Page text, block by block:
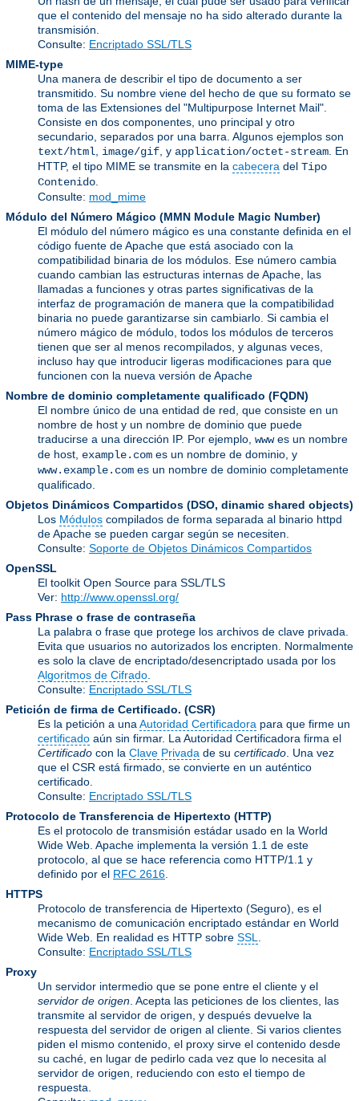
que el contenido del mensaje no ha sido alterado durante la
transmisión.
Consulte: Encriptado SSL/TLS
MIME-type
Una manera de describir el tipo de documento a ser
transmitido. Su nombre viene del hecho de que su formato se
toma de las Extensiones del "Multipurpose Internet Mail".
Consiste en dos componentes, uno principal y otro
secundario, separados por una barra. Algunos ejemplos son
text/html image/gif , y application/octet-stream . En
HTTP, el tipo MIME se transmite en la cabecera del Tipo
Contenido
Consulte: mod_mime
Módulo del Número Mágico (MMN Module Magic Number)
El módulo del número mágico es una constante definida en el
código fuente de Apache que está asociado con la
compatibilidad binaria de los módulos. Ese número cambia
cuando cambian las estructuras internas de Apache, las
llamadas a funciones y otras partes significativas de la
interfaz de programación de manera que la compatibilidad
binaria no puede garantizarse sin cambiarlo. Si cambia el
número mágico de módulo, todos los módulos de terceros
tienen que ser al menos recompilados, y algunas veces,
incluso hay que introducir ligeras modificaciones para que
funcionen con la nueva versión de Apache
Nombre de dominio completamente qualificado (FQDN)
El nombre único de una entidad de red, que consiste en un
nombre de host y un nombre de dominio que puede
traducirse a una dirección IP. Por ejemplo, wwwes un nombre
de host, example.com es un nombre de dominio, y
www.example.com es un nombre de dominio completamente
qualificado.
Objetos Dinámicos Compartidos (DSO, dinamic shared objects)
Los Módulos compilados de forma separada al binario httpd
de Apache se pueden cargar según se necesiten.
Consulte: Soporte de Objetos Dinámicos Compartidos
OpenSSL
El toolkit Open Source para SSL/TLS
Ver: http://www.openssl.org/
Pass Phrase o frase de contraseña
La palabra o frase que protege los archivos de clave privada.
Evita que usuarios no autorizados los encripten. Normalmente
es solo la clave de encriptado/desencriptado usada por los
Algoritmos de Cifrado
Consulte: Encriptado SSL/TLS
Petición de firma de Certificado. (CSR)
Es la petición a una Autoridad Certificadora para que firme un
certificado aún sin firmar. La Autoridad Certificadora firma el
Certificado con la Clave Privada de su certificado . Una vez
que el CSR está firmado, se convierte en un auténtico
certificado.
Consulte: Encriptado SSL/TLS
Protocolo de Transferencia de Hipertexto (HTTP)
Es el protocolo de transmisión estádar usado en la World
Wide Web. Apache implementa la versión 1.1 de este
protocolo, al que se hace referencia como HTTP/1.1 y
definido por el RFC 2616
HTTPS
Protocolo de transferencia de Hipertexto (Seguro), es el
mecanismo de comunicación encriptado estándar en World
Wide Web. En realidad es HTTP sobre SSL
Consulte: Encriptado SSL/TLS
Proxy
Un servidor intermedio que se pone entre el cliente y el
servidor de origen . Acepta las peticiones de los clientes, las
transmite al servidor de origen, y después devuelve la
respuesta del servidor de origen al cliente. Si varios clientes
piden el mismo contenido, el proxy sirve el contenido desde
su caché, en lugar de pedirlo cada vez que lo necesita al
servidor de origen, reduciendo con esto el tiempo de
respuesta.